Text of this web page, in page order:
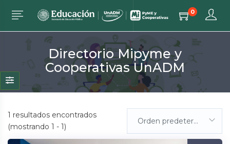
0
Directorio Mipyme y
Cooperativas UnADM
1 resultados encontrados
(mostrando 1 - 1)
Orden predeterminada